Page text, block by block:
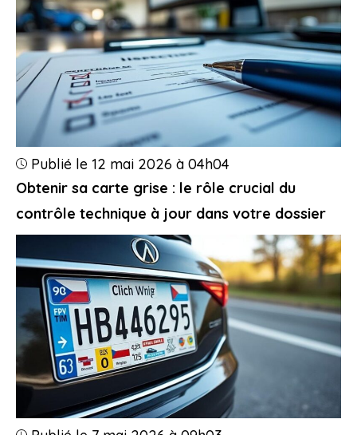
Obtenir sa carte grise : le rôle crucial du
contrôle technique à jour dans votre dossier
Publié le 12 mai 2026 à 04h04